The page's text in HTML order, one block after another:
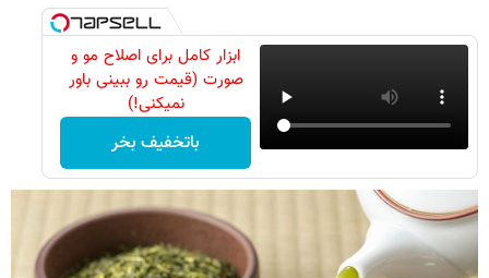
ابزار کامل برای اصلاح مو و
صورت (قیمت رو ببینی باور
نمیکنی!)
باتخفیف بخر